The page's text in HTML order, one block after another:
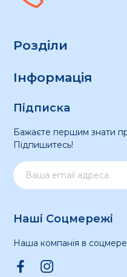
Розділи
Інформація
Підписка
Бажаєте першим знати
Підпишитесь!
Наші Соцмережі
Наша компанія в